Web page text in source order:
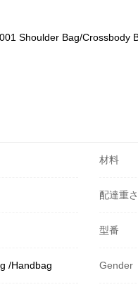
Shoulder Bag/Crossbody
材料
配達重さ
型番
/Handbag Gender